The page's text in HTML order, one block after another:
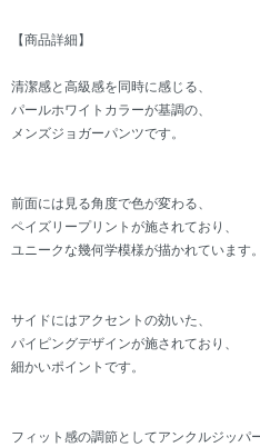
【商品詳細】
清潔感と高級感を同時に感じる、
パールホワイトカラーが基調の、
メンズジョガーパンツです。
前面には見る角度で色が変わる、
ペイズリープリントが施されており、
ユニークな幾何学模様が描かれています。
サイドにはアクセントの効いた、
パイピングデザインが施されており、
細かいポイントです。
フィット感の調節としてアンクルジッパ